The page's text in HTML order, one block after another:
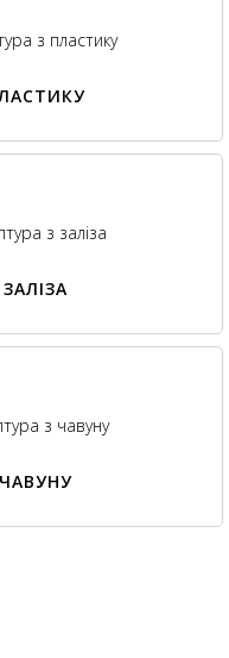
з пластику
з заліза
з чавуну